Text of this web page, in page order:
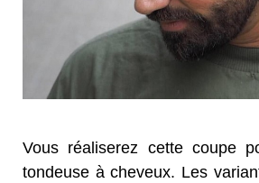
Vous réaliserez cette coupe
tondeuse à cheveux. Les